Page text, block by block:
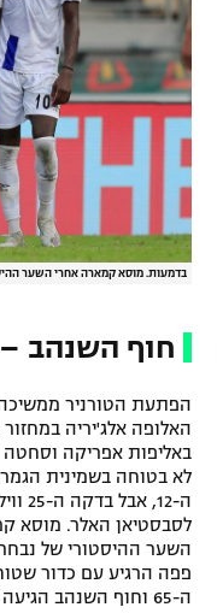
תקנון פעילות ספורט 1
רשיון להקרנה
הצטרפות לחבילת
לוח דרושים – ג'ובנט
תגיות
בדמעות. מוסא קמארה אחרי השער
חוף השנהב –
האלופה אלג'יריה
באליפות אפריקה
לא בטוחה בשמינית
ה-
פפה הרגיע עם כדור
ה-65 וחוף השנהב